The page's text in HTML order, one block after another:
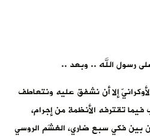
رسول الله .. وبعد ..
إلا أن نشفق عليه ونتعاطف
تقترفه الأنظمة من إجرام،
بين فكي سبع ضاري، الغَشَم الروسي